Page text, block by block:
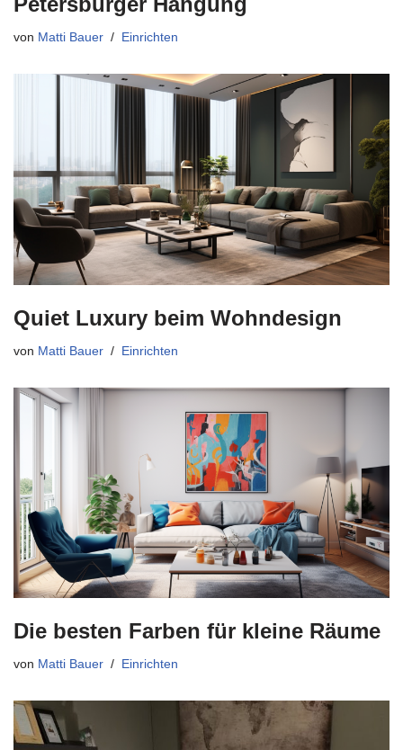
von Matti Bauer Einrichten
Quiet Luxury beim Wohndesign
von Matti Bauer Einrichten
Die besten Farben für kleine Räume
von Matti Bauer Einrichten